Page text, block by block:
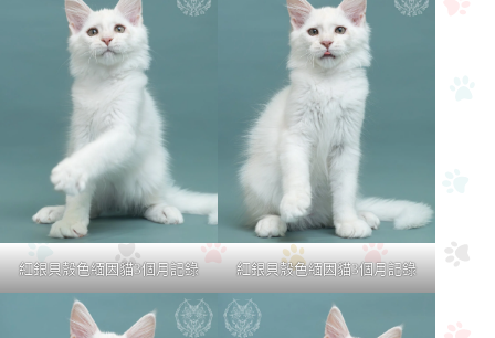
紅銀貝殼色緬因貓3個月記錄 紅銀貝殼色緬因貓3個月記錄